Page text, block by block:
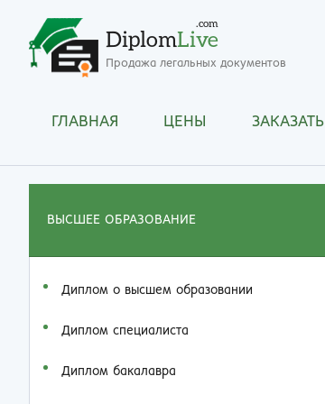
DiplomLive
.com
Продажа легальных документов
ГЛАВНАЯ ЦЕНЫ ЗАКАЗАТЬ
ВЫСШЕЕ ОБРАЗОВАНИЕ
Диплом о высшем образовании
Диплом специалиста
Диплом бакалавра